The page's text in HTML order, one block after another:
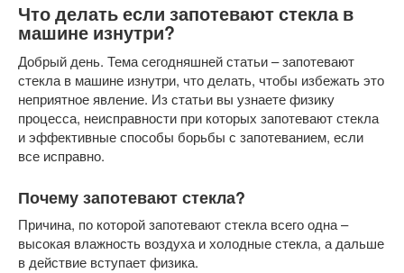
Что делать если запотевают стекла в
машине изнутри?
Добрый день. Тема сегодняшней статьи – запотевают
стекла в машине изнутри, что делать, чтобы избежать это
неприятное явление. Из статьи вы узнаете физику
процесса, неисправности при которых запотевают стекла
и эффективные способы борьбы с запотеванием, если
все исправно.
Почему запотевают стекла?
Причина, по которой запотевают стекла всего одна –
высокая влажность воздуха и холодные стекла, а дальше
в действие вступает физика.